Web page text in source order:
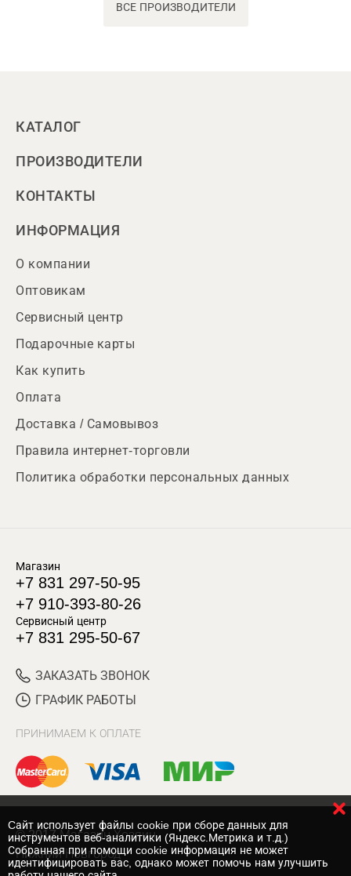
ВСЕ ПРОИЗВОДИТЕЛИ
КАТАЛОГ
ПРОИЗВОДИТЕЛИ
КОНТАКТЫ
ИНФОРМАЦИЯ
О компании
Оптовикам
Сервисный центр
Подарочные карты
Как купить
Оплата
Доставка / Самовывоз
Правила интернет-торговли
Политика обработки персональных данных
Магазин
+7 831 297-50-95
+7 910-393-80-26
Сервисный центр
+7 831 295-50-67
ЗАКАЗАТЬ ЗВОНОК
ГРАФИК РАБОТЫ
ПРИНИМАЕМ К ОПЛАТЕ
© 2017 Магазин Хозяин
Нижний Новгород
Cайт использует файлы cookie при сборе данных для
инструментов веб-аналитики (Яндекс.Метрика и т.д.)
Собранная при помощи cookie информация не может
идентифицировать вас, однако может помочь нам улучшить